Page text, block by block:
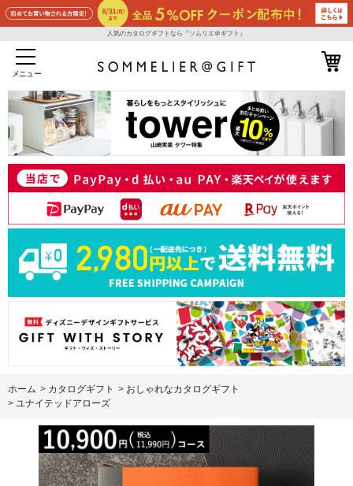
人気のカタログギフトなら『ソムリエ＠ギフト』
メニュー
ホーム > カタログギフト > おしゃれなカタログギフト
> ユナイテッドアローズ